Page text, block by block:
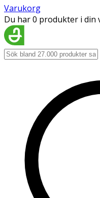
Varukorg
Du har 0 produkter i din